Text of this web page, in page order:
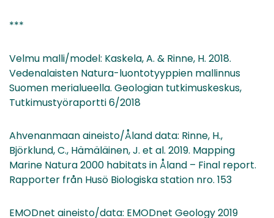
***
Velmu malli/model: Kaskela, A. & Rinne, H. 2018.
Vedenalaisten Natura-luontotyyppien mallinnus
Suomen merialueella. Geologian tutkimuskeskus,
Tutkimustyöraportti 6/2018
Ahvenanmaan aineisto/Åland data: Rinne, H.,
Björklund, C., Hämäläinen, J. et al. 2019. Mapping
Marine Natura 2000 habitats in Åland – Final report.
Rapporter från Husö Biologiska station nro. 153
EMODnet aineisto/data: EMODnet Geology 2019